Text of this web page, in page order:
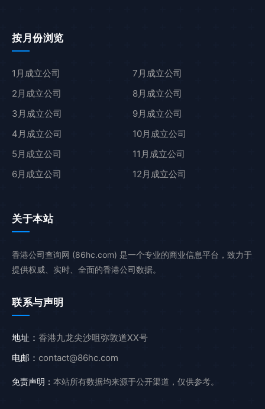
按月份浏览
1月成立公司
2月成立公司
3月成立公司
4月成立公司
5月成立公司
6月成立公司
7月成立公司
8月成立公司
9月成立公司
10月成立公司
11月成立公司
12月成立公司
关于本站
香港公司查询网 (86hc.com) 是一个专业的商业信息平台，致力于
提供权威、实时、全面的香港公司数据。
联系与声明
地址： 香港九龙尖沙咀弥敦道XX号
电邮： contact@86hc.com
免责声明： 本站所有数据均来源于公开渠道，仅供参考。